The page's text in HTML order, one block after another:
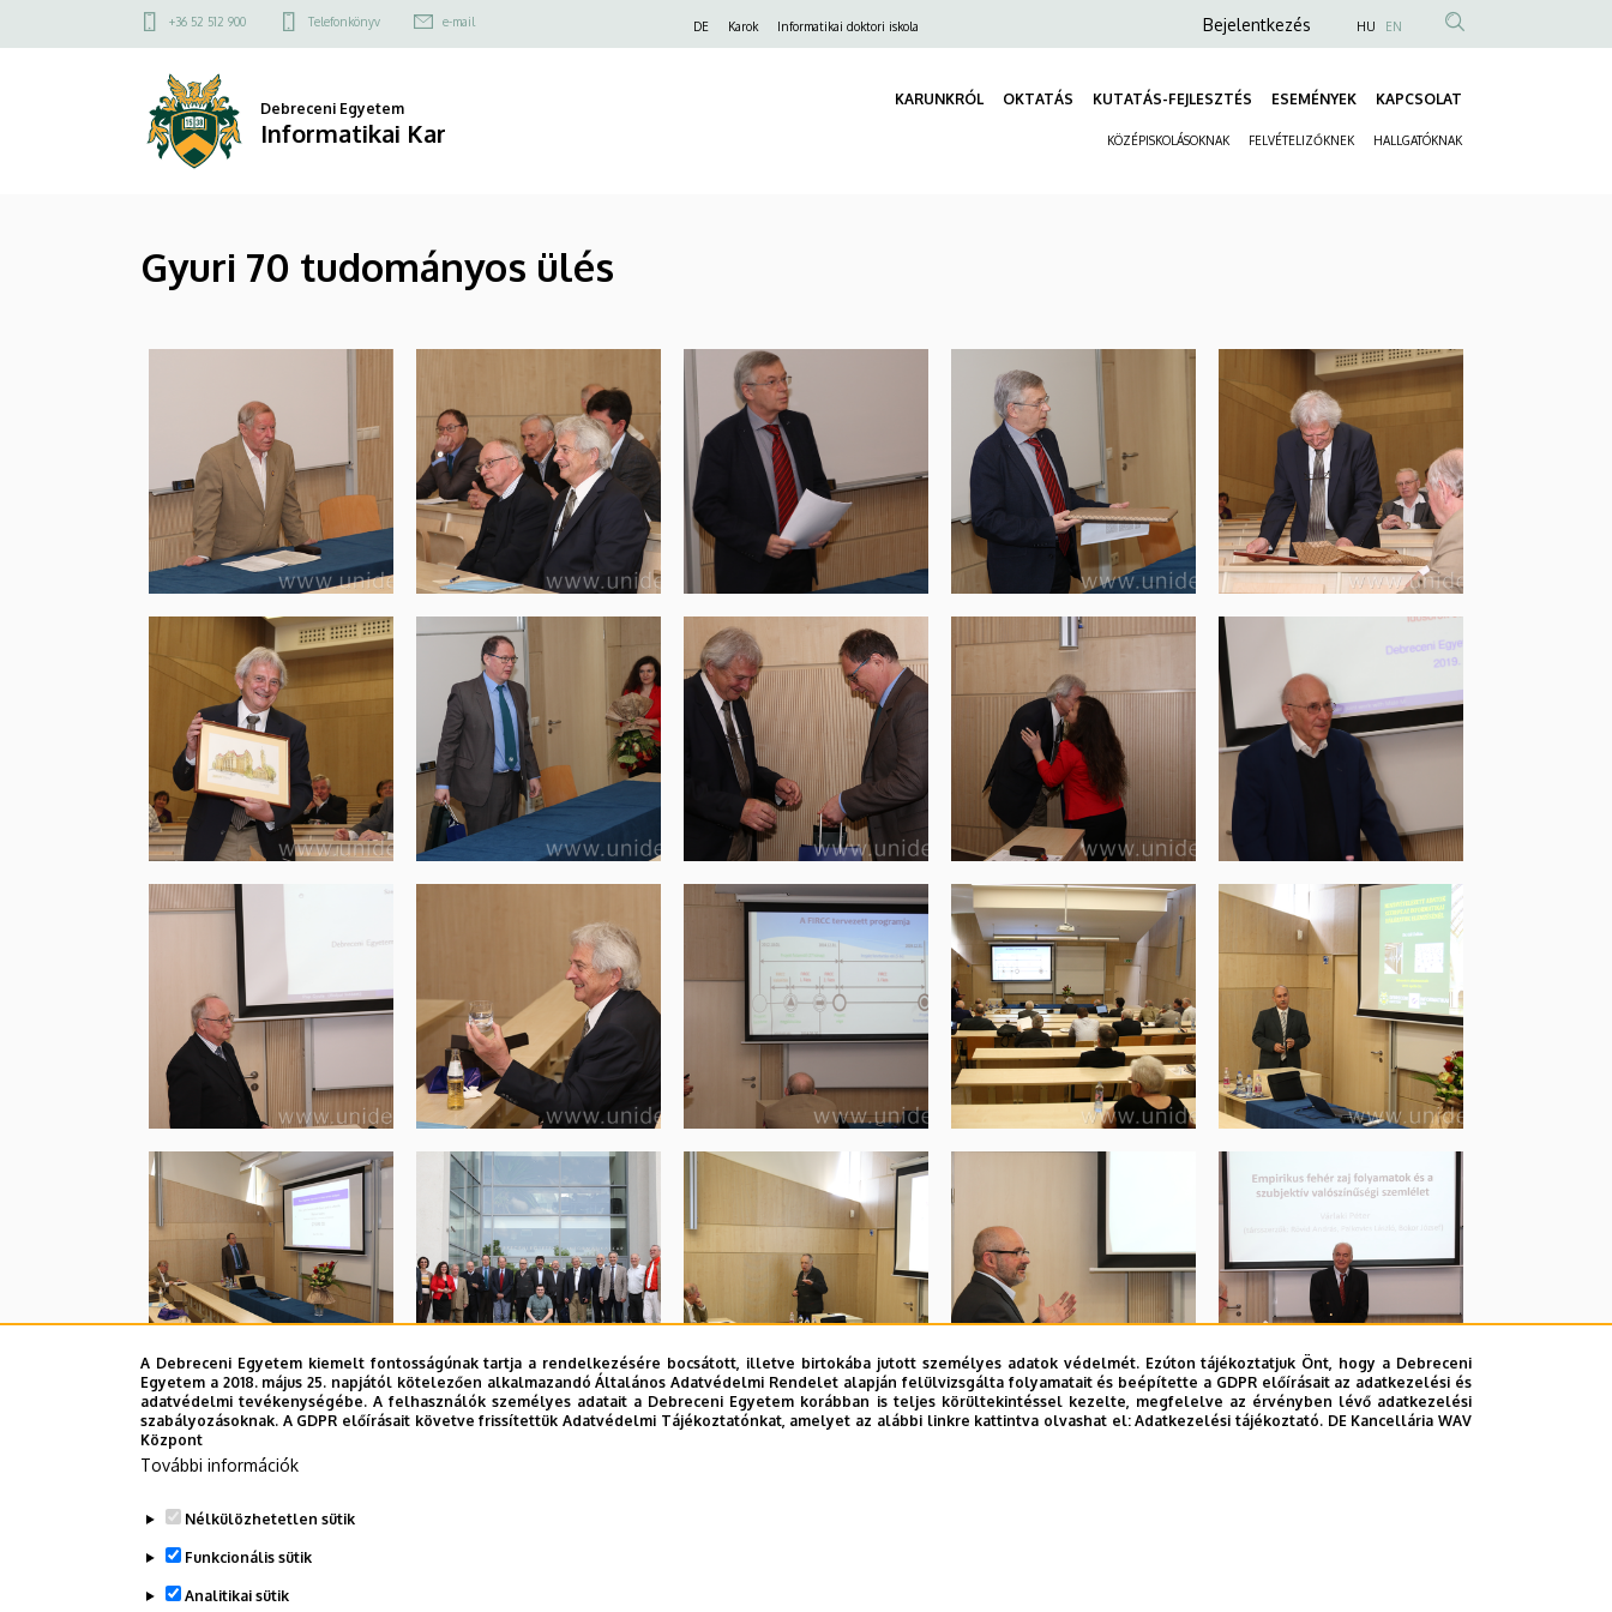
Informatikai
a
Felső
menü
+36 52 512 900 Telefonkönyv e-mail DE Karok Informatikai doktori iskola
Anonim
fiók
menüje
Bejelentkezés HU EN
Debreceni Egyetem
Informatikai Kar
KARUNKRÓL OKTATÁS KUTATÁS-FEJLESZTÉS ESEMÉNYEK KAPCSOLAT
KÖZÉPISKOLÁSOKNAK FELVÉTELIZŐKNEK HALLGATÓKNAK
Gyuri 70 tudományos ülés
A Debreceni Egyetem kiemelt fontosságúnak tartja a rendelkezésére bocsátott, illetve birtokába jutott személyes adatok védelmét. Ezúton tájékoztatjuk Önt, hogy a Debreceni
Egyetem a 2018. május 25. napjától kötelezően alkalmazandó Általános Adatvédelmi Rendelet alapján felülvizsgálta folyamatait és beépítette a GDPR előírásait az adatkezelési és
adatvédelmi tevékenységébe. A felhasználók személyes adatait a Debreceni Egyetem korábban is teljes körültekintéssel kezelte, megfelelve az érvényben lévő adatkezelési
szabályozásoknak. A GDPR előírásait követve frissítettük Adatvédelmi Tájékoztatónkat, amelyet az alábbi linkre kattintva olvashat el:Adatkezelési tájékoztató. DE Kancellária WAV
Központ
További információk
Nélkülözhetetlen sütik
Funkcionális sütik
Analitikai sütik